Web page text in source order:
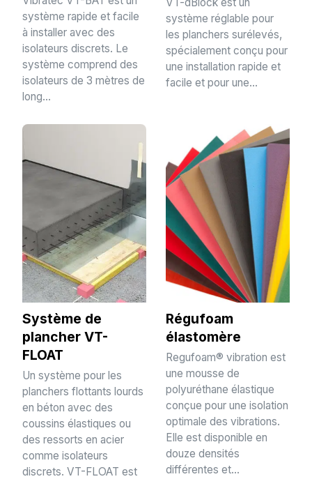
système rapide et facile
à installer avec des
isolateurs discrets. Le
système comprend des
isolateurs de 3 mètres de
long...
système réglable pour
les planchers surélevés,
spécialement conçu pour
une installation rapide et
facile et pour une...
Système de
plancher VT-
FLOAT
Un système pour les
planchers flottants lourds
en béton avec des
coussins élastiques ou
des ressorts en acier
comme isolateurs
discrets. VT-FLOAT est
Régufoam
élastomère
Regufoam® vibration est
une mousse de
polyuréthane élastique
conçue pour une isolation
optimale des vibrations.
Elle est disponible en
douze densités
différentes et...